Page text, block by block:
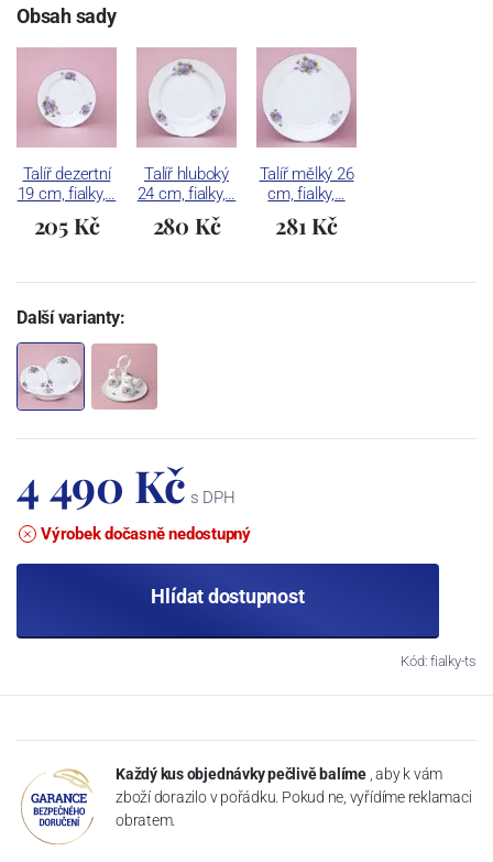
Obsah sady
Talíř dezertní
19 cm, fialky,…
205 Kč
Talíř hluboký
24 cm, fialky,…
280 Kč
Talíř mělký 26
cm, fialky,…
281 Kč
Další varianty:
4 490 Kč s DPH
Výrobek dočasně nedostupný
Hlídat dostupnost
Kód: fialky-ts
Každý kus objednávky pečlivě balíme , aby k vám
zboží dorazilo v pořádku. Pokud ne, vyřídíme reklamaci
obratem.